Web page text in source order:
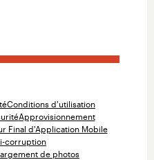
Conditions d'utilisation
Approvisionnement
Final d'Application Mobile
corruption
de photos